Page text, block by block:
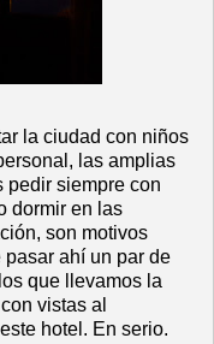
la ciudad con niños
las amplias
pedir siempre con
dormir en las
son motivos
ahí un par de
que llevamos la
vistas al
hotel. En serio.